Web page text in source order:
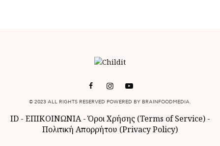
© 2023 ALL RIGHTS RESERVED POWERED BY BRAINFOODMEDIA.
ID- ΕΠΙΚΟΙΝΩΝΙΑ-Όροι Χρήσης (Terms of Service)-
Πολιτική Απορρήτου (Privacy Policy)